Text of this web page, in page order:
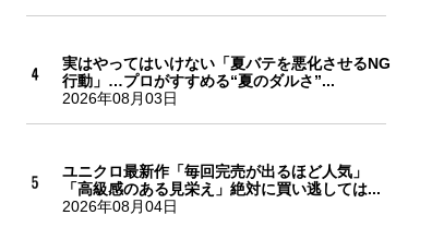
実はやってはいけない「夏バテを悪化させるNG
行動」…プロがすすめる“夏のダルさ”...
2026年08月03日
ユニクロ最新作「毎回完売が出るほど人気」
「高級感のある見栄え」絶対に買い逃しては...
2026年08月04日